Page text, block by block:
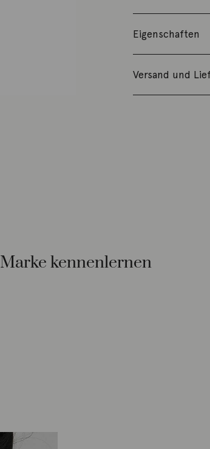
Eigenschaften
Versand und
Marke kennenlernen